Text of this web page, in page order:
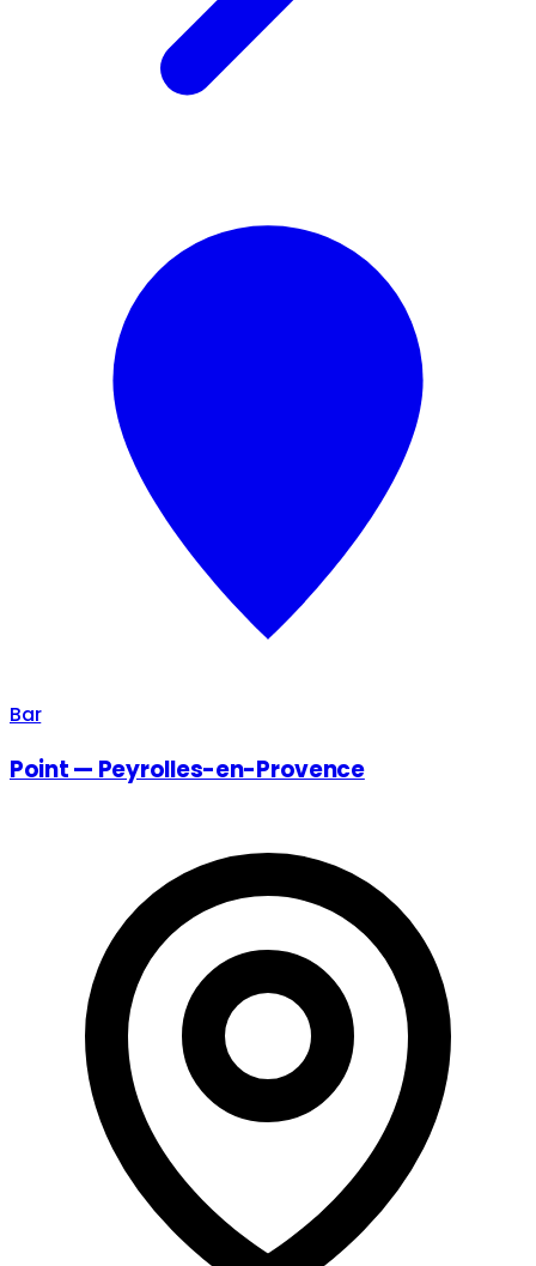
Bar
Point — Peyrolles-en-Provence